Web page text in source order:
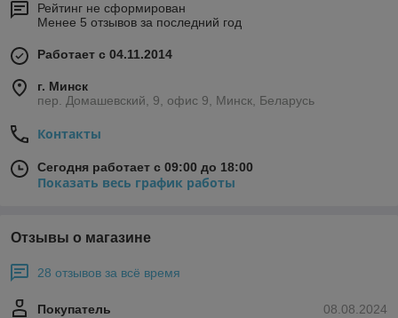
Рейтинг не сформирован
Менее 5 отзывов за последний год
Работает с 04.11.2014
г. Минск
пер. Домашевский, 9, офис 9, Минск, Беларусь
Контакты
Сегодня работает с 09:00 до 18:00
Показать весь график работы
Отзывы о магазине
28 отзывов за всё время
08.08.2024
Покупатель